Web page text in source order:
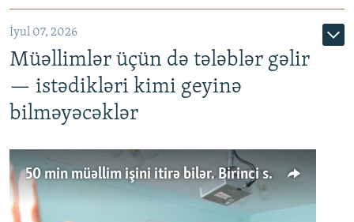
İyul 07, 2026
Müəllimlər üçün də tələblər gəlir
— istədikləri kimi geyinə
bilməyəcəklər
50 min müəllim işini itirə bilər. Birinci sinfə gedənlər azalır